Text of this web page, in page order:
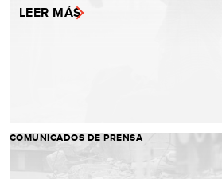
LEER MÁS
COMUNICADOS DE PRENSA